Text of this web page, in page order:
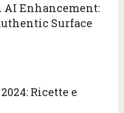
AI Enhancement:
Surface
Ricette e